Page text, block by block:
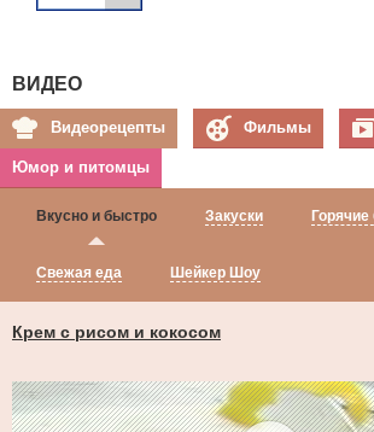
ВИДЕО
Видеорецепты Фильмы
Юмор и питомцы
Вкусно и быстро Закуски
Свежая еда Шейкер Шоу
Крем с рисом и кокосом